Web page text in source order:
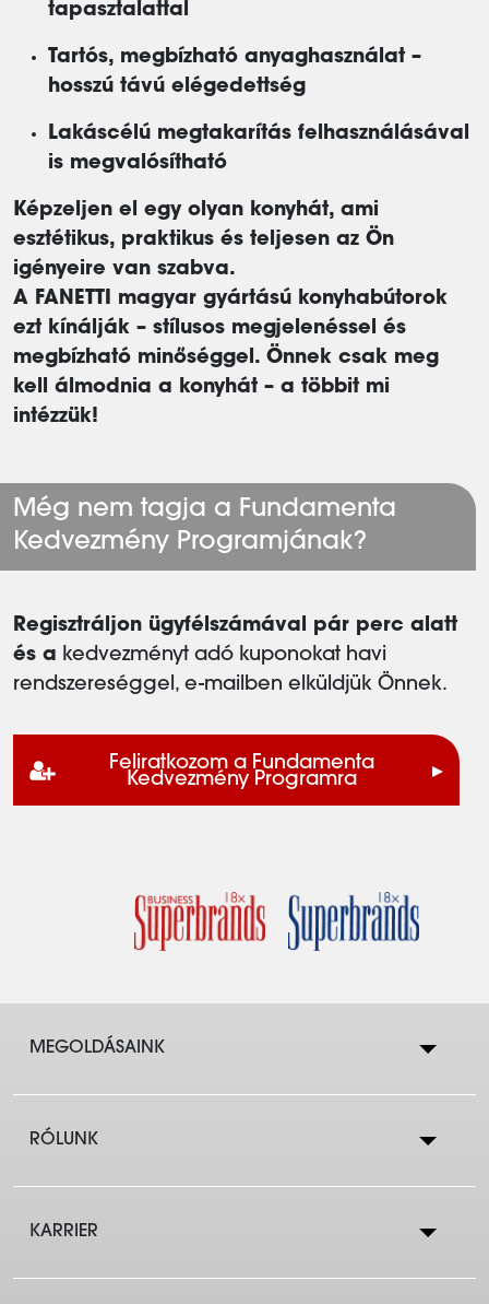
tapasztalattal
Tartós, megbízható anyaghasználat –
hosszú távú elégedettség
Lakáscélú megtakarítás felhasználásával
is megvalósítható
Képzeljen el egy olyan konyhát, ami
esztétikus, praktikus és teljesen az Ön
igényeire van szabva.
A FANETTI magyar gyártású konyhabútorok
ezt kínálják – stílusos megjelenéssel és
megbízható minőséggel. Önnek csak meg
kell álmodnia a konyhát – a többit mi
intézzük!
Még nem tagja a Fundamenta
Kedvezmény Programjának?
Regisztráljon ügyfélszámával pár perc alatt
és a kedvezményt adó kuponokat havi
rendszereséggel, e-mailben elküldjük Önnek.
Feliratkozom a Fundamenta
Kedvezmény Programra
MEGOLDÁSAINK
Lakástakarék
RÓLUNK
Cégtörténet
KARRIER